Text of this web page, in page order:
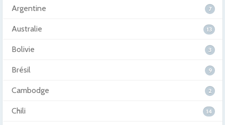
Argentine 7
Australie 13
Bolivie 3
Brésil 9
Cambodge 2
Chili 14